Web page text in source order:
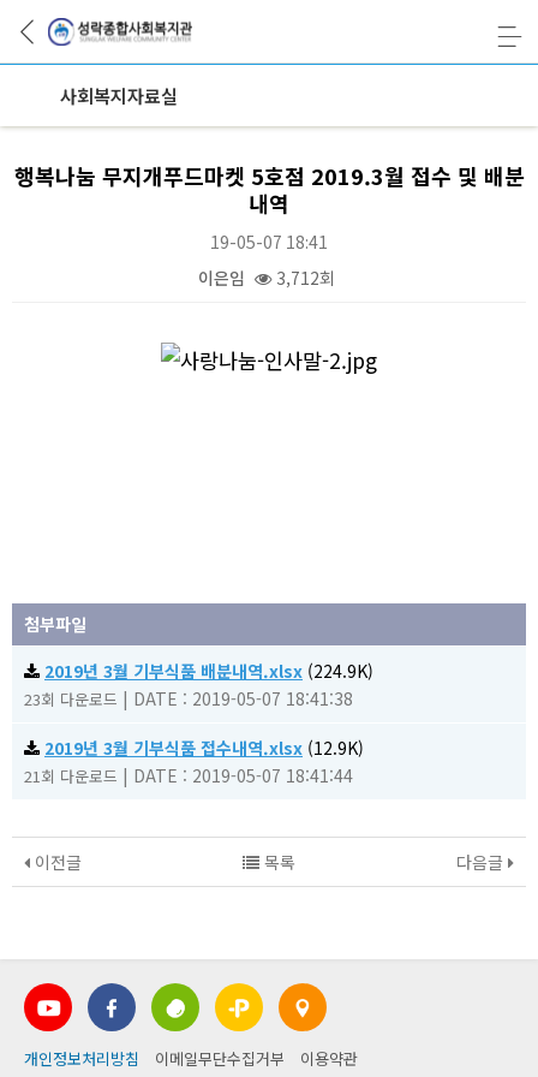
사회복지자료실
행복나눔 무지개푸드마켓 5호점 2019.3월 접수 및 배분
내역
19-05-07 18:41
이은임
3,712회
첨부파일
2019년 3월 기부식품 배분내역.xlsx (224.9K)
23회 다운로드 | DATE : 2019-05-07 18:41:38
2019년 3월 기부식품 접수내역.xlsx (12.9K)
21회 다운로드 | DATE : 2019-05-07 18:41:44
이전글 다음글
목록
개인정보처리방침 이메일무단수집거부 이용약관